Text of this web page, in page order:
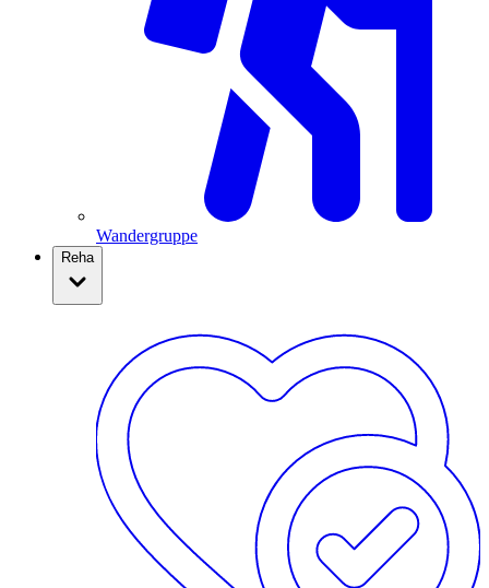
Wandergruppe
Reha